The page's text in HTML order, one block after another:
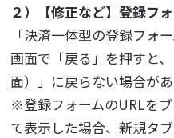
２）【修正など】登録フ
「決済一体型の登録フォ
画面で「戻る」を押すと
面）」に戻らない場合が
※登録フォームのURLを
て表示した場合、新規タ